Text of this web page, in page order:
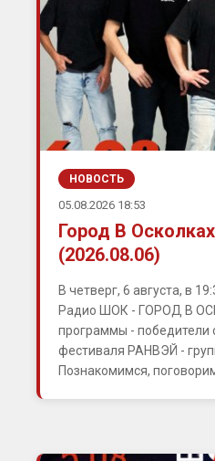
НОВОСТЬ
05.08.2026 18:53
Город В
(2026.08.06)
В четверг, 6 августа, в
Радио ШОК - ГОРОД В
программы - победители
фестиваля РАНВЭЙ -
Познакомимся,